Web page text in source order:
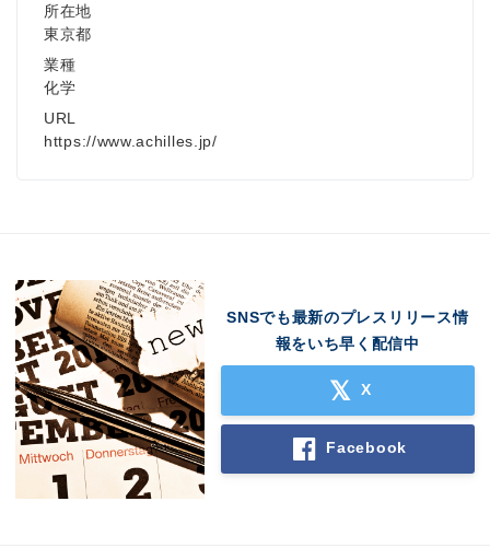
所在地
東京都
業種
化学
URL
https://www.achilles.jp/
SNSでも最新のプレスリリース情
報をいち早く配信中
X
Facebook